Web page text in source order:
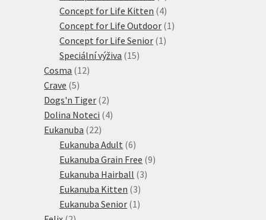
produkty
Concept for Life Kitten 44
produkty
Concept for Life Outdoor 1 1
Concept for Life Senior 1 1
Speciální výživa 1515
Cosma 1212
Crave 55
produktů
Dogs'n Tiger 22
produkty
Dolina Noteci 44
Eukanuba 2222
produktů
Eukanuba Adult 66
produktů
Eukanuba Grain Free 99
Eukanuba Hairball 33
Eukanuba Kitten 33
produkty
Eukanuba Senior 1 1